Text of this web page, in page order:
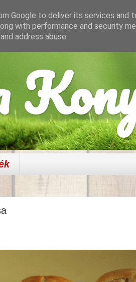
Google to deliver its services and
with performance and security
address abuse.